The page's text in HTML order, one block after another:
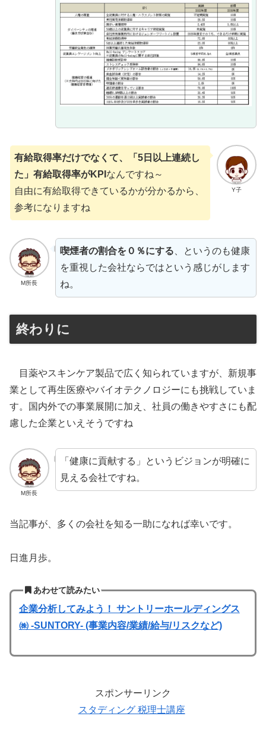
Y子
有給取得率だけでなくて、「5日以上連続し
た」有給取得率がKPI なんですね～
自由に有給取得できているかが分かるから、
参考になりますね
M所長
喫煙者の割合を０％にする 、というのも健康
を重視した会社ならではという感じがします
ね。
終わりに
目薬やスキンケア製品で広く知られていますが、新規事
業として再生医療やバイオテクノロジーにも挑戦していま
す。国内外での事業展開に加え、社員の働きやすさにも配
慮した企業といえそうですね
M所長
「健康に貢献する」というビジョンが明確に
見える会社ですね。
当記事が、多くの会社を知る一助になれば幸いです。
日進月歩。
あわせて読みたい
企業分析してみよう！ サントリーホールディングス
㈱ -SUNTORY- (事業内容/業績/給与/リスクなど)
スポンサーリンク
スタディング 税理士講座